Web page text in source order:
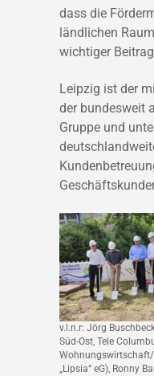
dass die
ländlichen
wichtiger
Leipzig ist der
der bundesweit
Gruppe und
v.l.n.r: Jörg
Süd-Ost, Tele
„Lipsia“ eG), Ronny